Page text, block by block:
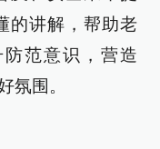
的讲解，帮助老
范意识，营造
氛围。